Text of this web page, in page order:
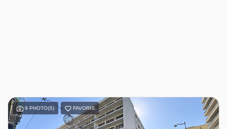
9 PHOTO(S) FAVORIS